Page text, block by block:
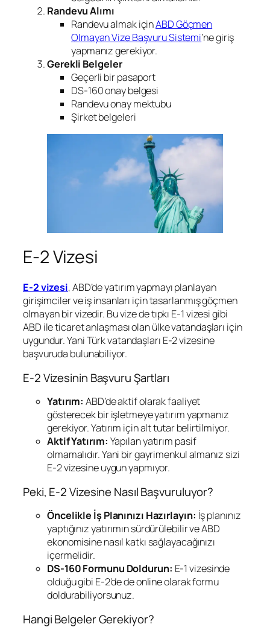
Randevu Alımı
Randevu almak içinABD Göçmen
Olmayan Vize Başvuru Sistemi‘ne giriş
yapmanız gerekiyor.
Gerekli Belgeler
Geçerli bir pasaport
DS-160 onay belgesi
Randevu onay mektubu
Şirket belgeleri
E-2 Vizesi
E-2 vizesi, ABD’de yatırım yapmayı planlayan
girişimciler ve iş insanları için tasarlanmış göçmen
olmayan bir vizedir. Bu vize de tıpkı E-1 vizesi gibi
ABD ile ticaret anlaşması olan ülke vatandaşları için
uygundur. Yani Türk vatandaşları E-2 vizesine
başvuruda bulunabiliyor.
E-2 Vizesinin Başvuru Şartları
Yatırım:ABD’de aktif olarak faaliyet
gösterecek bir işletmeye yatırım yapmanız
gerekiyor. Yatırım için alt tutar belirtilmiyor.
Aktif Yatırım: Yapılan yatırım pasif
olmamalıdır. Yani bir gayrimenkul almanız sizi
E-2 vizesine uygun yapmıyor.
Peki, E-2 Vizesine Nasıl Başvuruluyor?
Öncelikle İş Planınızı Hazırlayın: İş planınız
yaptığınız yatırımın sürdürülebilir ve ABD
ekonomisine nasıl katkı sağlayacağınızı
içermelidir.
DS-160 Formunu Doldurun: E-1 vizesinde
olduğu gibi E-2’de de online olarak formu
doldurabiliyorsunuz.
Hangi Belgeler Gerekiyor?